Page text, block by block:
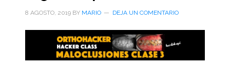
8 AGOSTO, 2019BY MARIO DEJA UN COMENTARIO